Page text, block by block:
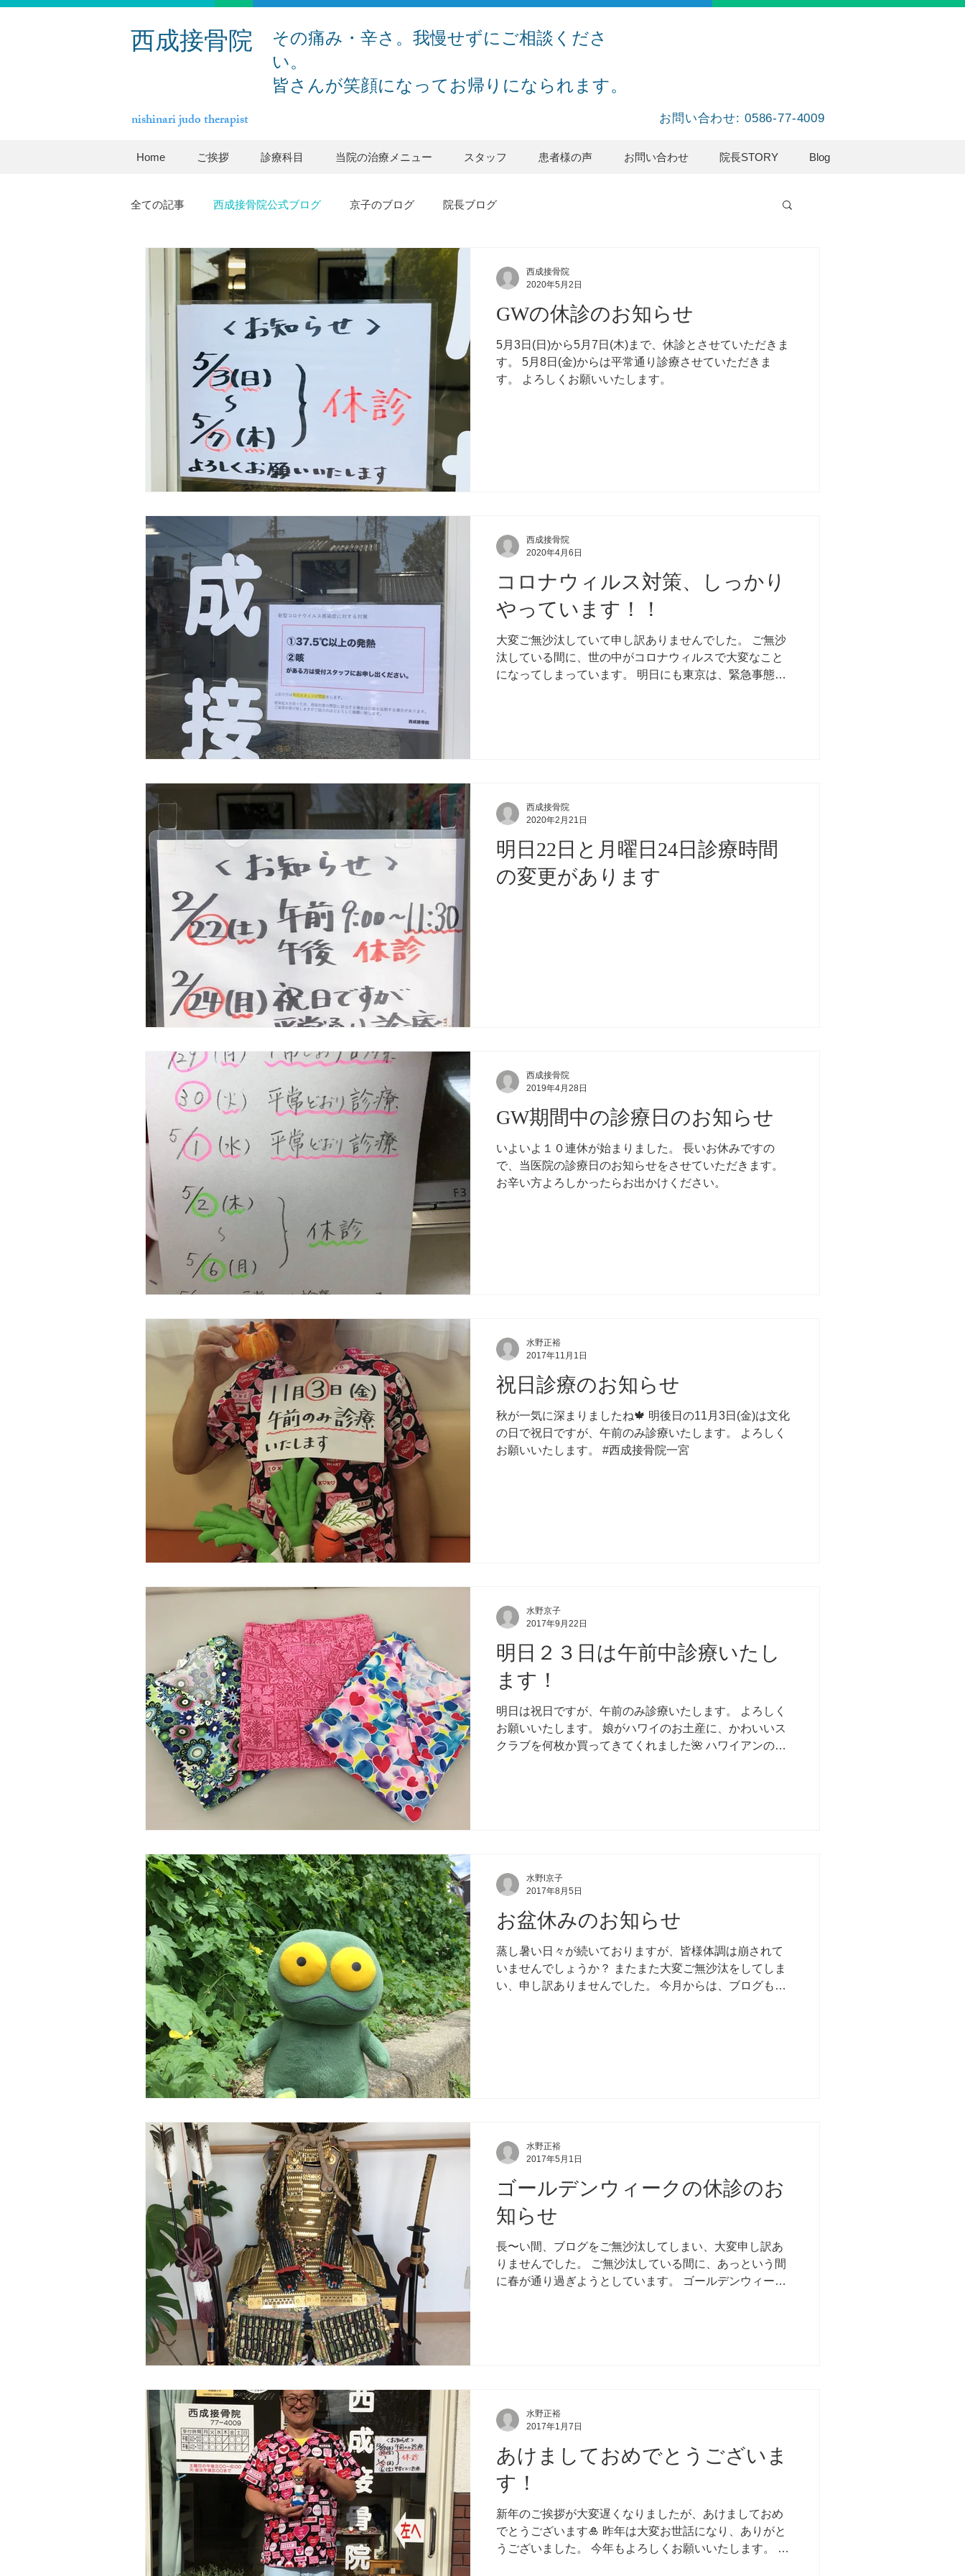
西成接骨院
その痛み・辛さ。我慢せずにご相談くださ
い。
皆さんが笑顔になってお帰りになられます。
nishinari judo therapist お問い合わせ: 0586-77-4009
Home ご挨拶 診療科目 当院の治療メニュー スタッフ 患者様の声 お問い合わせ 院長STORY Blog
全ての記事 西成接骨院公式ブログ 京子のブログ 院長ブログ
GWの休診のお知らせ
5月3日(日)から5月7日(木)まで、休診とさせていただきま
す。 5月8日(金)からは平常通り診療させていただきま
す。 よろしくお願いいたします。
西成接骨院
2020年5月2日
コロナウィルス対策、しっかり
やっています！！
大変ご無沙汰していて申し訳ありませんでした。 ご無沙
汰している間に、世の中がコロナウィルスで大変なこと
になってしまっています。 明日にも東京は、緊急事態宣
西成接骨院
2020年4月6日
明日22日と月曜日24日診療時間
の変更があります
西成接骨院
2020年2月21日
GW期間中の診療日のお知らせ
いよいよ１０連休が始まりました。 長いお休みですの
で、当医院の診療日のお知らせをさせていただきます。
お辛い方よろしかったらお出かけください。
西成接骨院
2019年4月28日
祝日診療のお知らせ
秋が一気に深まりましたね🍁 明後日の11月3日(金)は文化
の日で祝日ですが、午前のみ診療いたします。 よろしく
お願いいたします。 #西成接骨院一宮
水野正裕
2017年11月1日
明日２３日は午前中診療いたし
ます！
明日は祝日ですが、午前のみ診療いたします。 よろしく
お願いいたします。 娘がハワイのお土産に、かわいいス
クラブを何枚か買ってきてくれました🌺 ハワイアンの
水野京子
2017年9月22日
お盆休みのお知らせ
蒸し暑い日々が続いておりますが、皆様体調は崩されて
いませんでしょうか？ またまた大変ご無沙汰をしてしま
い、申し訳ありませんでした。 今月からは、ブログも気
水野l京子
2017年8月5日
ゴールデンウィークの休診のお
知らせ
長〜い間、ブログをご無沙汰してしまい、大変申し訳あ
りませんでした。 ご無沙汰している間に、あっという間
に春が通り過ぎようとしています。 ゴールデンウィーク
水野正裕
2017年5月1日
あけましておめでとうございま
す！
新年のご挨拶が大変遅くなりましたが、あけましておめ
でとうございます🎍 昨年は大変お世話になり、ありがと
うございました。 今年もよろしくお願いいたします。 昨
水野正裕
2017年1月7日